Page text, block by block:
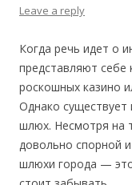
Leave a reply
Когда речь идет о
представляют себе
роскошных казино
Однако
шлюх. Несмотря на
довольно спорной
шлюхи города —